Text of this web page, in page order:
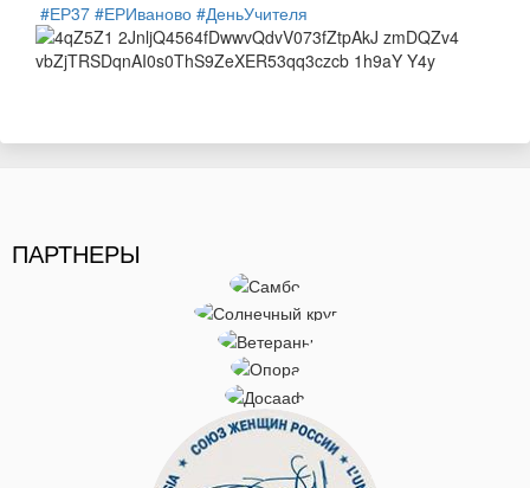
#ЕР37 #ЕРИваново #ДеньУчителя
ПАРТНЕРЫ